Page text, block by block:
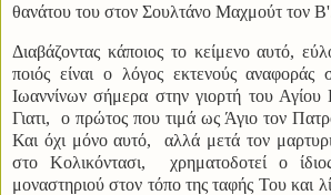
θανάτου του στον Σουλτάνο Μαχμούτ τον
Διαβάζοντας κάποιος το κείμενο αυτό,
ποιός είναι ο λόγος εκτενούς
Ιωαννίνων σήμερα στην γιορτή του
Γιατι, ο πρώτος που τιμά ως Άγιο τον
Και όχι μόνο αυτό, αλλά μετά τον
στο Κολικόντασι, χρηματοδοτεί ο
μοναστηριού στον τόπο της ταφής Του και